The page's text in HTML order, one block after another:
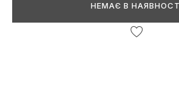
НЕМАЄ В